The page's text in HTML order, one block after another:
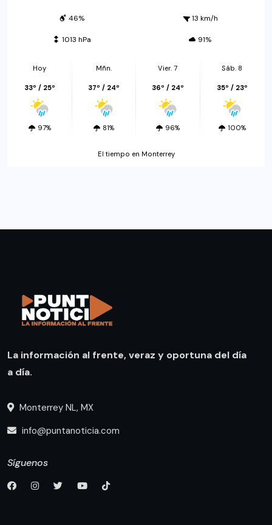
46% 13 km/h
1013 hPa 91%
Hoy
33º / 25º
97%
Mñn.
37º / 24º
81%
Vier. 7
36º / 24º
96%
Sáb. 8
35º / 23º
100%
El tiempo en Monterrey
La información al frente, veraz y oportuna del día
a día.
Monterrey NL, MX
info@puntanoticia.com
Síguenos